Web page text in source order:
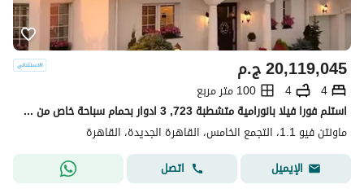
ج.م20,119,045
4
4
100 متر مربع
استلم فورا فيلا بانورامية متشطبة 723, 3 ادوار بحمام سباحة خاص من Mountain View التجمع بجوار AUC و الرحاب و Point 90 mall
ماونتن فيو 1.1، التجمع الخامس، القاهرة الجديدة، القاهرة
الإيميل
اتصل